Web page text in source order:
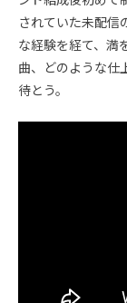
されていた未配信
な経験を経て、満
曲、どのような仕
待とう。